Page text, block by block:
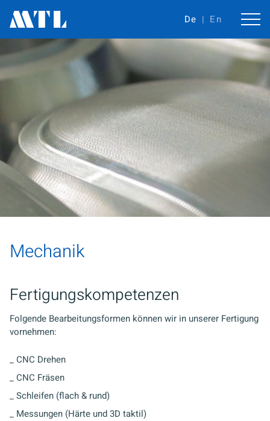
De En
Mechanik
Fertigungskompetenzen
Folgende Bearbeitungsformen können wir in unserer Fertigung
vornehmen:
_ CNC Drehen
_ CNC Fräsen
_ Schleifen (flach & rund)
_ Messungen (Härte und 3D taktil)